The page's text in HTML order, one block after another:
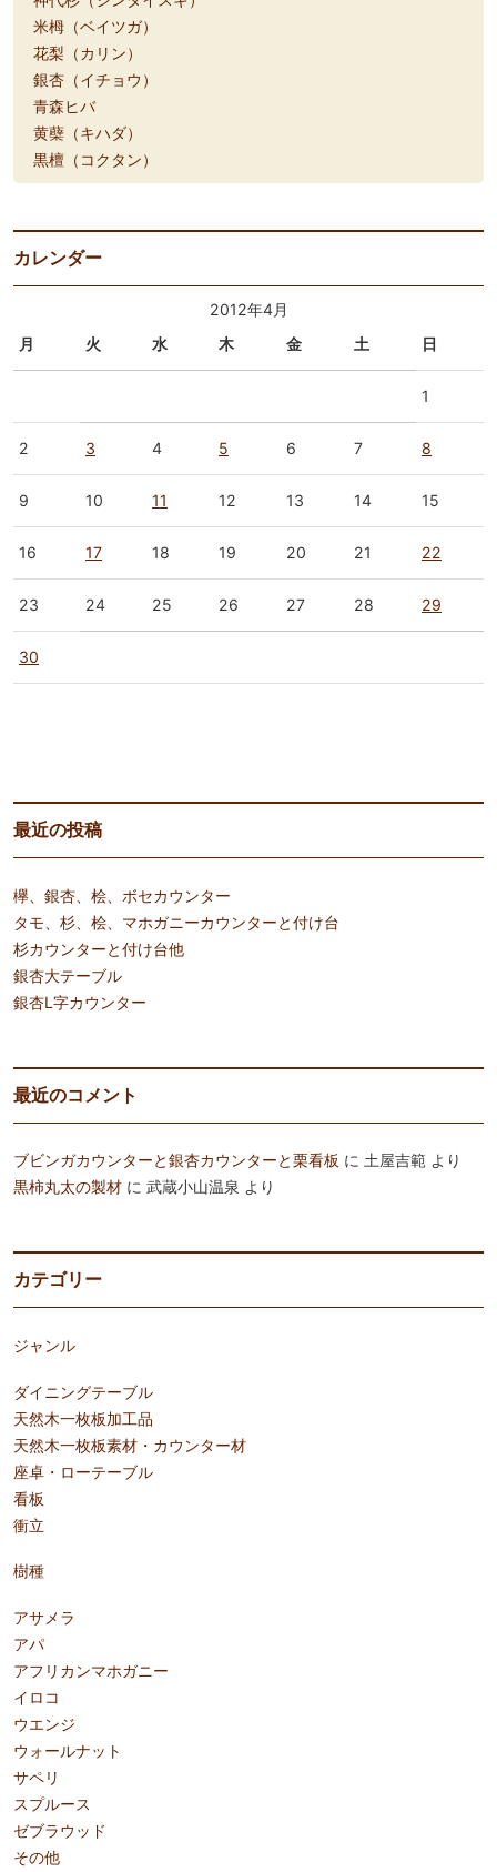
米栂（ベイツガ）
花梨（カリン）
銀杏（イチョウ）
青森ヒバ
黄蘗（キハダ）
黒檀（コクタン）
カレンダー
2012年4月
月
火 水 木 金 土 日
1
2 3 4 5 6 7 8
9 10 11 12 13 14 15
16 17 18 19 20 21 22
23 24 25 26 27 28 29
30
最近の投稿
欅、銀杏、桧、ボセカウンター
タモ、杉、桧、マホガニーカウンターと付け台
杉カウンターと付け台他
銀杏大テーブル
銀杏L字カウンター
最近のコメント
ブビンガカウンターと銀杏カウンターと栗看板 に 土屋吉範 より
黒柿丸太の製材 に 武蔵小山温泉 より
カテゴリー
ジャンル
ダイニングテーブル
天然木一枚板加工品
天然木一枚板素材・カウンター材
座卓・ローテーブル
看板
衝立
樹種
アサメラ
アパ
アフリカンマホガニー
イロコ
ウエンジ
ウォールナット
サペリ
スプルース
ゼブラウッド
その他